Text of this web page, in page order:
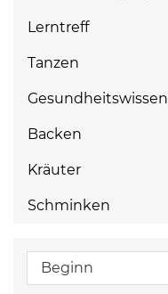
Lerntreff
Tanzen
Gesundheitswissen
Backen
Kräuter
Schminken
Beginn